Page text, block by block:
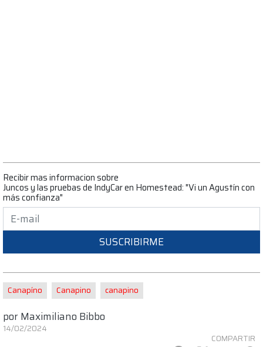
Recibir mas informacion sobre
Juncos y las pruebas de IndyCar en Homestead: "Vi un Agustín con
más confianza"
SUSCRIBIRME
Canapíno Canapino canapino
por Maximiliano Bibbo
14/02/2024
COMPARTIR